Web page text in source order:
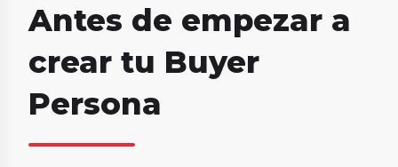
Antes de empezar a
crear tu Buyer
Persona